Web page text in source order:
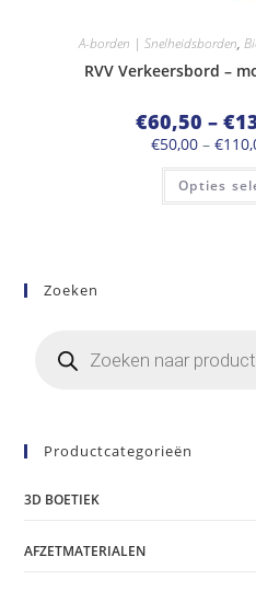
A-borden | Snelheidsborden,
RVV Verkeersbord –
€60,50 – €
€50,00 – €
Opties
Zoeken
zoeken
Productcategorieën
3D BOETIEK
AFZETMATERIALEN